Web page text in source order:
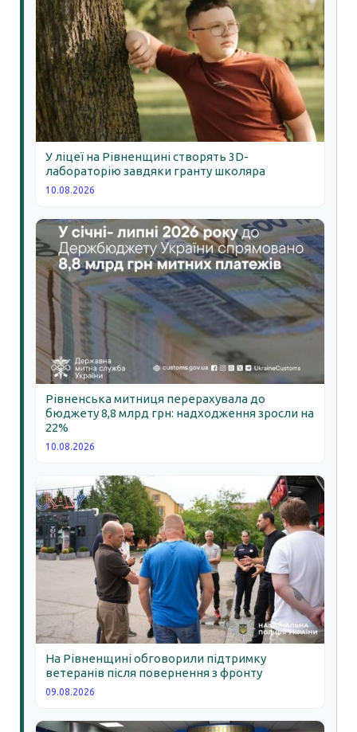
У ліцеї на Рівненщині створять 3D-
лабораторію завдяки гранту школяра
10.08.2026
Рівненська митниця перерахувала до
бюджету 8,8 млрд грн: надходження зросли на
22%
10.08.2026
На Рівненщині обговорили підтримку
ветеранів після повернення з фронту
09.08.2026